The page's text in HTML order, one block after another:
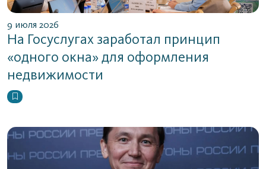
9 июля 2026
На Госуслугах заработал принцип
«одного окна» для оформления
недвижимости